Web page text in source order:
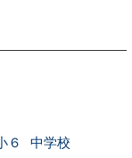
６ 中学校